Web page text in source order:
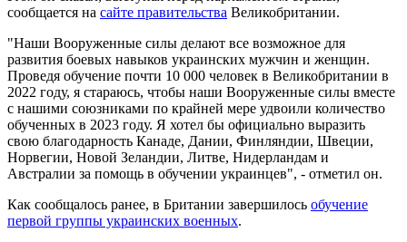
сообщается на сайте правительства Великобритании.
"Наши Вооруженные силы делают все возможное для
развития боевых навыков украинских мужчин и женщин.
Проведя обучение почти 10 000 человек в Великобритании в
2022 году, я стараюсь, чтобы наши Вооруженные силы вместе
с нашими союзниками по крайней мере удвоили количество
обученных в 2023 году. Я хотел бы официально выразить
свою благодарность Канаде, Дании, Финляндии, Швеции,
Норвегии, Новой Зеландии, Литве, Нидерландам и
Австралии за помощь в обучении украинцев", - отметил он.
Как сообщалось ранее, в Британии завершилось обучение
первой группы украинских военных.